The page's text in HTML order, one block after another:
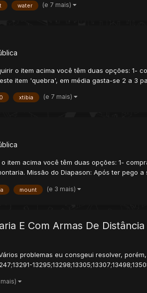
water (e 7 mais)
o item acima você têm duas opções:
item 'quebra', em média gasta-se 2 a 3
xtibia (e 7 mais)
item acima você têm duas opções: 1-
Missão do Diapason: Após ter pego a
mount (e 3 mais)
E Com Armas De Distância
problemas eu consgeui resolver,